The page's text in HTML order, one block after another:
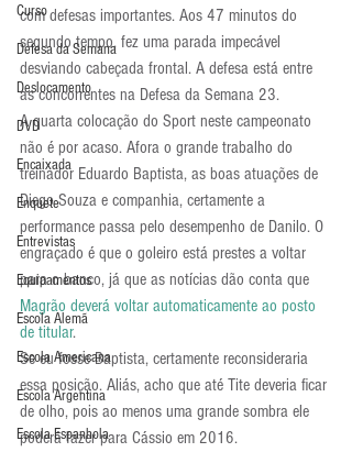
Curso
Defesa da Semana
Deslocamento
DVD
Encaixada
Enquete
Entrevistas
Equipamentos
Escola Alemã
Escola Americana
Escola Argentina
Escola Espanhola
com defesas importantes. Aos 47 minutos do
segundo tempo, fez uma parada impecável
desviando cabeçada frontal. A defesa está entre
as concorrentes na Defesa da Semana 23.
A quarta colocação do Sport neste campeonato
não é por acaso. Afora o grande trabalho do
treinador Eduardo Baptista, as boas atuações de
Diego Souza e companhia, certamente a
performance passa pelo desempenho de Danilo. O
engraçado é que o goleiro está prestes a voltar
para o banco, já que as notícias dão conta que
Magrão deverá voltar automaticamente ao posto
de titular.
Se eu fosse Baptista, certamente reconsideraria
essa posição. Aliás, acho que até Tite deveria ficar
de olho, pois ao menos uma grande sombra ele
poderá fazer para Cássio em 2016.